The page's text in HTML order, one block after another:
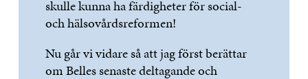
skulle kunna ha färdigheter för social-
och hälsovårdsreformen!
Nu går vi vidare så att jag först berättar
om Belles senaste deltagande och